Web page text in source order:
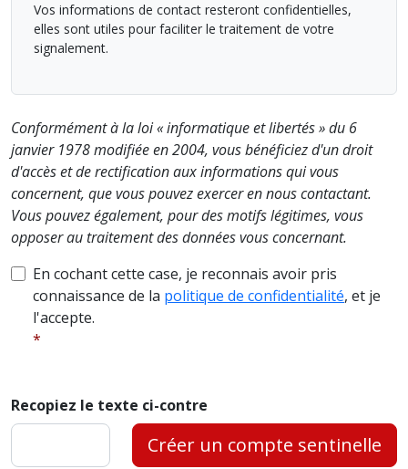
Vos informations de contact resteront confidentielles,
elles sont utiles pour faciliter le traitement de votre
signalement.
Conformément à la loi « informatique et libertés » du 6
janvier 1978 modifiée en 2004, vous bénéficiez d'un droit
d'accès et de rectification aux informations qui vous
concernent, que vous pouvez exercer en nous contactant.
Vous pouvez également, pour des motifs légitimes, vous
opposer au traitement des données vous concernant.
En cochant cette case, je reconnais avoir pris
connaissance de la politique de confidentialité, et je
l'accepte.
Recopiez le texte ci-contre
Créer un compte sentinelle